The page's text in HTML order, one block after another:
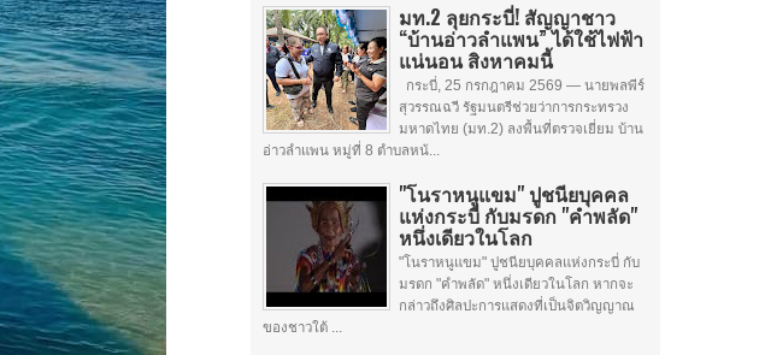
มท.2 ลุยกระบี่! สัญญาชาว
“บ้านอ่าวลำแพน” ได้ใช้ไฟฟ้า
แน่นอน สิงหาคมนี้
กระบี่, 25 กรกฎาคม 2569 — นายพลพีร์
สุวรรณฉวี รัฐมนตรีช่วยว่าการกระทรวง
มหาดไทย (มท.2) ลงพื้นที่ตรวจเยี่ยม บ้าน
อ่าวลำแพน หมู่ที่ 8 ตำบลหน้...
"โนราหนูแขม" ปูชนียบุคคล
แห่งกระบี่ กับมรดก "คำพลัด"
หนึ่งเดียวในโลก
"โนราหนูแขม" ปูชนียบุคคลแห่งกระบี่ กับ
มรดก "คำพลัด" หนึ่งเดียวในโลก หากจะ
กล่าวถึงศิลปะการแสดงที่เป็นจิตวิญญาณ
ของชาวใต้ ...